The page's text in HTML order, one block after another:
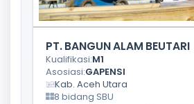
PT. BANGUN ALAM BEUTARI
Kualifikasi:M1
Asosiasi:GAPENSI
Kab. Aceh Utara
8 bidang SBU